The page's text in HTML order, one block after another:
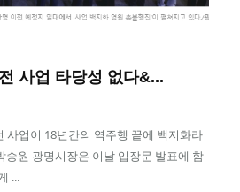
사업 타당성 없다&...
사업이 18년간의 역주행 끝에 백지화라
승원 광명시장은 이날 입장문 발표에 함
...